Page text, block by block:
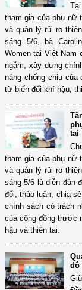
tham gia của phụ nữ
và quản lý rủi ro
sáng 5/6, bà
Women tại Việt Nam
ngẫm, xây dựng
năng chống chịu
từ biến đổi khí hậu,
tai
tham gia của phụ nữ
và quản lý rủi ro
sáng 5/6 là diễn đàn
đổi, thảo luận, chia
chính sách có trách
của cộng đồng trước
hậu và thiên tai.
đô